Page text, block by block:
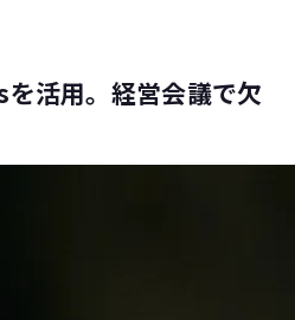
活用。経営会議で欠